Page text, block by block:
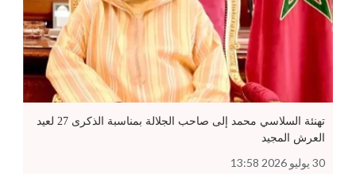
تهنئة السلاسي محمد إلى صاحب الجلالة بمناسبة الذكرى 27 لعيد
العرش المجيد
30 يوليو 2026 13:58